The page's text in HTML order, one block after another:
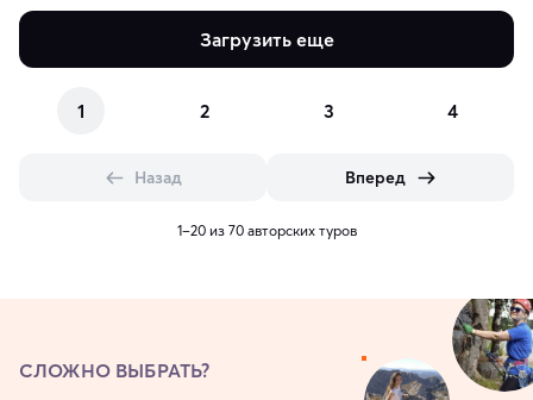
Загрузить еще
1 2 3 4
Назад Вперед
1–20 из 70 авторских туров
СЛОЖНО ВЫБРАТЬ?